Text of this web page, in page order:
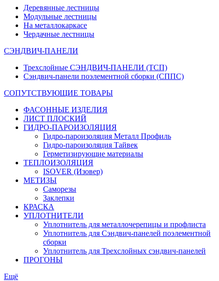
Деревянные лестницы
Модульные лестницы
На металлокаркасе
Чердачные лестницы
СЭНДВИЧ-ПАНЕЛИ
Трехслойные СЭНДВИЧ-ПАНЕЛИ (ТСП)
Сэндвич-панели поэлементной сборки (СППС)
СОПУТСТВУЮЩИЕ ТОВАРЫ
ФАСОННЫЕ ИЗДЕЛИЯ
ЛИСТ ПЛОСКИЙ
ГИДРО-ПАРОИЗОЛЯЦИЯ
Гидро-пароизоляция Металл Профиль
Гидро-пароизоляция Тайвек
Герметизирующие материалы
ТЕПЛОИЗОЛЯЦИЯ
ISOVER (Изовер)
МЕТИЗЫ
Саморезы
Заклепки
КРАСКА
УПЛОТНИТЕЛИ
Уплотнитель для металлочерепицы и профлиста
Уплотнитель для Сэндвич-панелей поэлементной
сборки
Уплотнитель для Трехслойных сэндвич-панелей
ПРОГОНЫ
Ещё